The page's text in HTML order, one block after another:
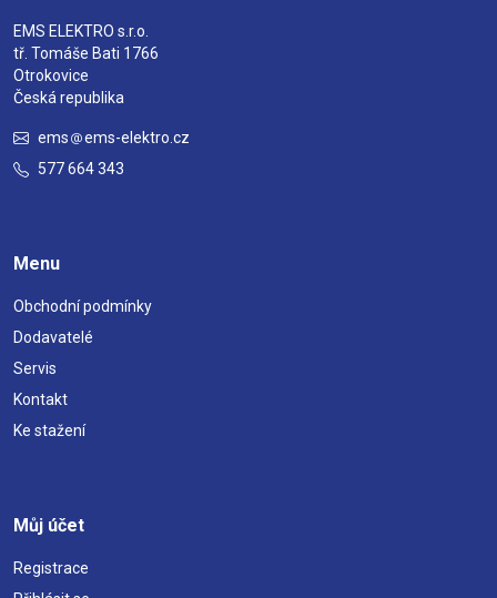
EMS ELEKTRO s.r.o.
tř. Tomáše Bati 1766
Otrokovice
Česká republika
ems
ems-elektro.cz
577 664 343
Menu
Obchodní podmínky
Dodavatelé
Servis
Kontakt
Ke stažení
Můj účet
Registrace